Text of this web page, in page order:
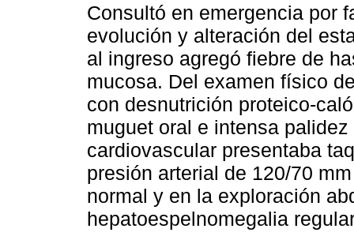
Consultó en emergencia por
evolución y alteración del
al ingreso agregó fiebre de
mucosa. Del examen físico
con desnutrición proteico-
muguet oral e intensa
cardiovascular presentaba
presión arterial de 120/70
normal y en la exploración
hepatoespelnomegalia